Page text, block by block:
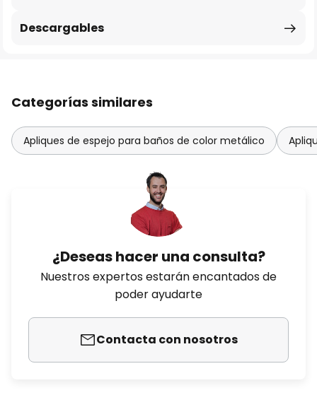
Descargables
Categorías similares
Apliques de espejo para baños de color metálico
¿Deseas hacer una consulta?
Nuestros expertos estarán encantados de
poder ayudarte
Contacta con nosotros